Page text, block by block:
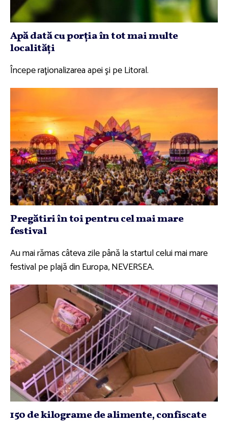
Apă dată cu porţia în tot mai multe
localităţi
Începe raţionalizarea apei şi pe Litoral.
Pregătiri în toi pentru cel mai mare
festival
Au mai rămas câteva zile până la startul celui mai mare
festival pe plajă din Europa, NEVERSEA.
150 de kilograme de alimente, confiscate